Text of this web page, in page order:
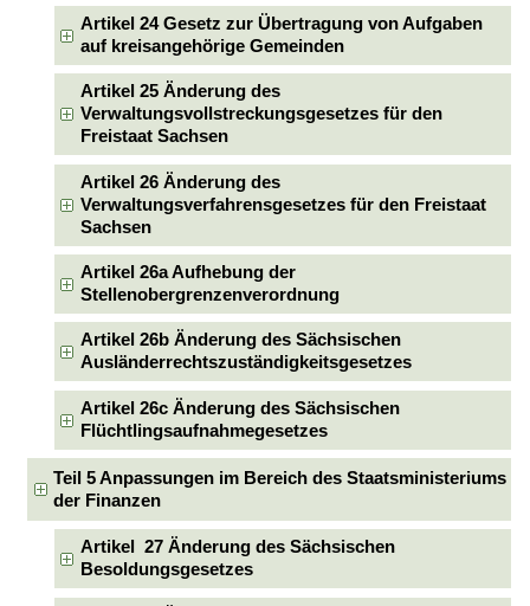
Artikel 24 Gesetz zur Übertragung von Aufgaben
auf kreisangehörige Gemeinden
Artikel 25 Änderung des
Verwaltungsvollstreckungsgesetzes für den
Freistaat Sachsen
Artikel 26 Änderung des
Verwaltungsverfahrensgesetzes für den Freistaat
Sachsen
Artikel 26a Aufhebung der
Stellenobergrenzenverordnung
Artikel 26b Änderung des Sächsischen
Ausländerrechtszuständigkeitsgesetzes
Artikel 26c Änderung des Sächsischen
Flüchtlingsaufnahmegesetzes
Teil 5 Anpassungen im Bereich des Staatsministeriums
der Finanzen
Artikel 27 Änderung des Sächsischen
Besoldungsgesetzes